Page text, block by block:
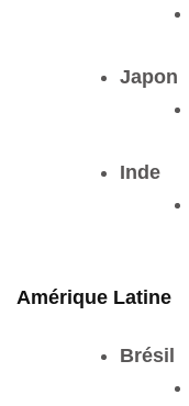
Japon
Inde
Amérique Latine
Brésil